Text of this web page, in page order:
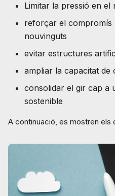
Limitar la pressió en el
reforçar el compromís
nouvinguts
evitar estructures
ampliar la capacitat de
consolidar el gir cap a
sostenible
A continuació, es mostren